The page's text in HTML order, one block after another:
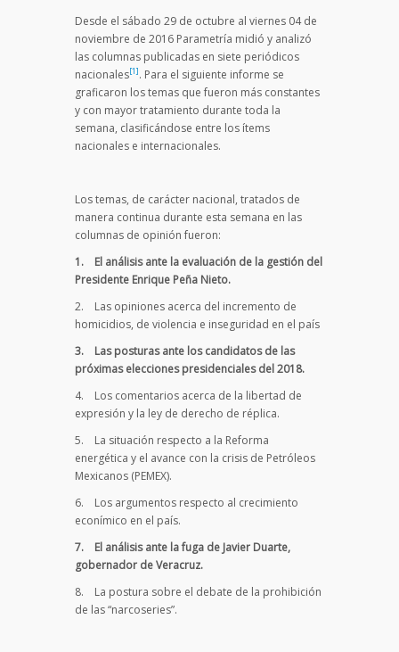
Desde el sábado 29 de octubre al viernes 04 de
noviembre de 2016 Parametría midió y analizó
las columnas publicadas en siete periódicos
nacionales[1]. Para el siguiente informe se
graficaron los temas que fueron más constantes
y con mayor tratamiento durante toda la
semana, clasificándose entre los ítems
nacionales e internacionales.
Los temas, de carácter nacional, tratados de
manera continua durante esta semana en las
columnas de opinión fueron:
1. El análisis ante la evaluación de la gestión del
Presidente Enrique Peña Nieto.
2. Las opiniones acerca del incremento de
homicidios, de violencia e inseguridad en el país
3. Las posturas ante los candidatos de las
próximas elecciones presidenciales del 2018.
4. Los comentarios acerca de la libertad de
expresión y la ley de derecho de réplica.
5. La situación respecto a la Reforma
energética y el avance con la crisis de Petróleos
Mexicanos (PEMEX).
6. Los argumentos respecto al crecimiento
econímico en el país.
7. El análisis ante la fuga de Javier Duarte,
gobernador de Veracruz.
8. La postura sobre el debate de la prohibición
de las “narcoseries”.